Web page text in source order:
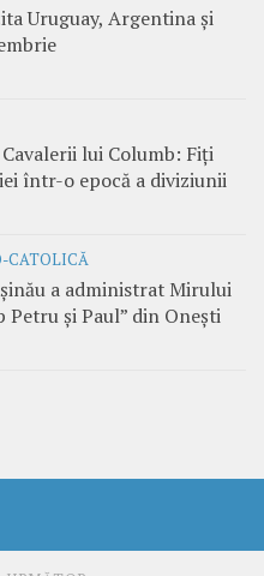
Uruguay, Argentina și
lui Columb: Fiți
într-o epocă a diviziunii
CATOLICĂ
a administrat Mirului
Petru și Paul” din Onești